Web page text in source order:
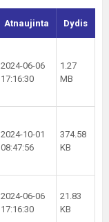
Atnaujinta Dydis
2024-06-06
17:16:30
1.27
MB
2024-10-01
08:47:56
374.58
KB
2024-06-06
17:16:30
21.83
KB